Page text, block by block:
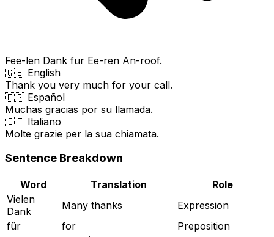
Fee-len Dank für Ee-ren An-roof.
🇬🇧 English
Thank you very much for your call.
🇪🇸 Español
Muchas gracias por su llamada.
🇮🇹 Italiano
Molte grazie per la sua chiamata.
Sentence Breakdown
Word Translation
Role
Vielen
Dank
Many thanks
Expression
für
for
Preposition